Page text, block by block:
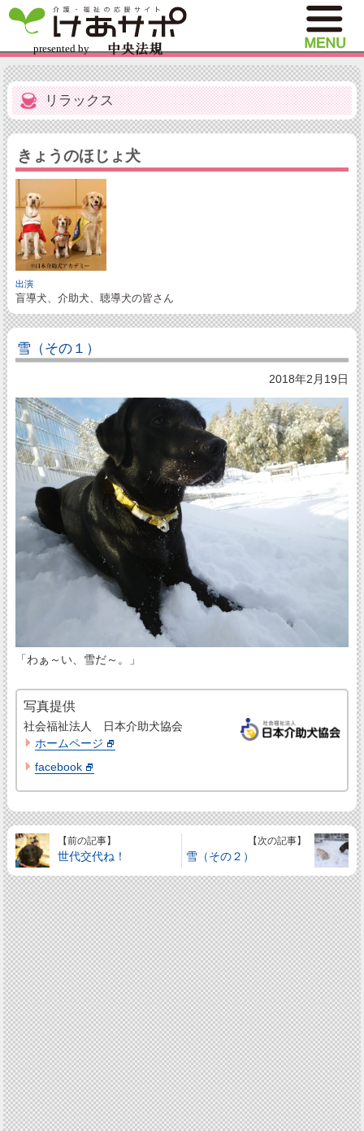
リラックス
きょうのほじょ犬
出演
盲導犬、介助犬、聴導犬の皆さん
雪（その１）
2018年2月19日
「わぁ～い、雪だ～。」
写真提供
社会福祉法人 日本介助犬協会
ホームページ
facebook
【前の記事】
世代交代ね！
【次の記事】
雪（その２）